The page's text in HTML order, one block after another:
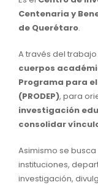
Centenaria y
de Querétaro.
A través del
cuerpos
Programa para
(PRODEP), para
investigación
consolidar
Asimismo se
instituciones,
investigación,